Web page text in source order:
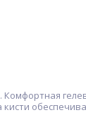
кисти